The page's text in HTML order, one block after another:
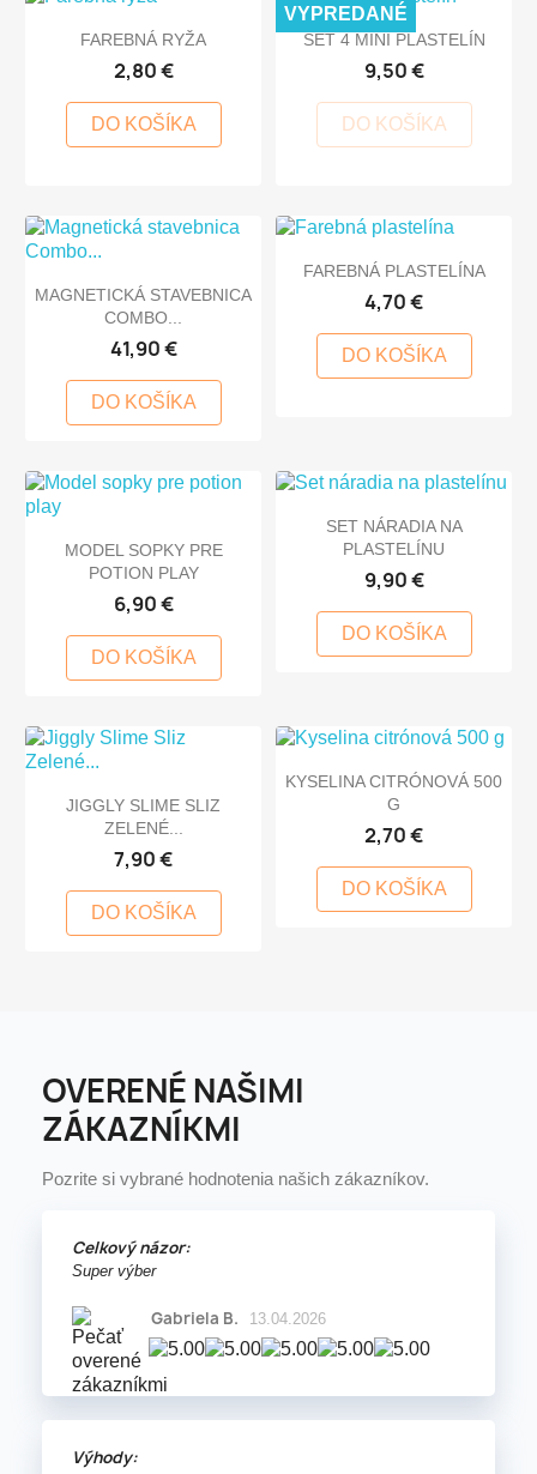
FAREBNÁ RYŽA
2,80 €
DO KOŠÍKA
SET 4 MINI PLASTELÍN
9,50 €
DO KOŠÍKA
VYPREDANÉ
MAGNETICKÁ STAVEBNICA
COMBO...
41,90 €
DO KOŠÍKA
FAREBNÁ PLASTELÍNA
4,70 €
DO KOŠÍKA
MODEL SOPKY PRE
POTION PLAY
6,90 €
DO KOŠÍKA
SET NÁRADIA NA
PLASTELÍNU
9,90 €
DO KOŠÍKA
JIGGLY SLIME SLIZ
ZELENÉ...
7,90 €
DO KOŠÍKA
KYSELINA CITRÓNOVÁ 500
G
2,70 €
DO KOŠÍKA
OVERENÉ NAŠIMI
ZÁKAZNÍKMI
Pozrite si vybrané hodnotenia našich zákazníkov.
Celkový názor:
Super výber
Gabriela B. 13.04.2026
Výhody: